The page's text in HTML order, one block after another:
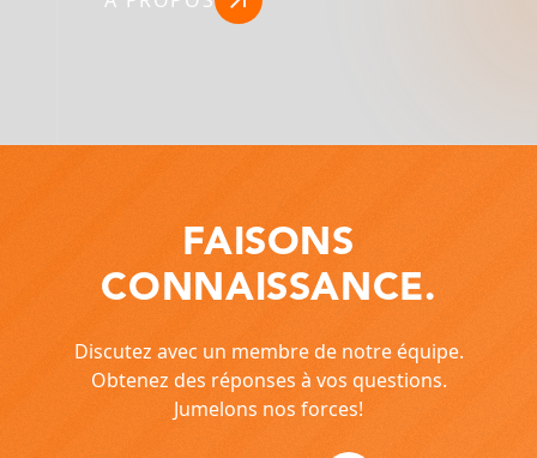
FAISONS
CONNAISSANCE.
Discutez avec un membre de notre équipe.
Obtenez des réponses à vos questions.
Jumelons nos forces!